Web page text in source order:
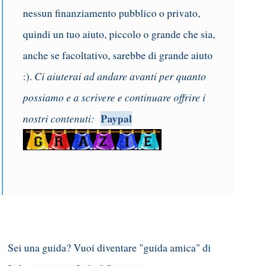
nessun finanziamento pubblico o privato,
quindi un tuo aiuto, piccolo o grande che sia,
anche se facoltativo, sarebbe di grande aiuto
:). Ci aiuterai ad andare avanti per quanto
possiamo e a scrivere e continuare offrire i
nostri contenuti: Paypal
Sei una guida? Vuoi diventare "guida amica" di